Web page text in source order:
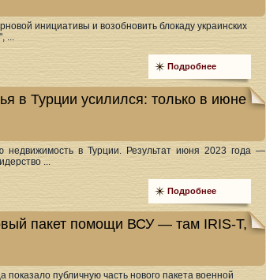
инициативы и возобновить блокаду украинских
...
Подробнее
в Турции усилился: только в июне
недвижимость в Турции. Результат июня 2023 года —
...
Подробнее
пакет помощи ВСУ — там IRIS-T,
публичную часть нового пакета военной